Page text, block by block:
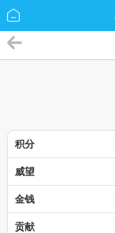
积分
威望
金钱
贡献